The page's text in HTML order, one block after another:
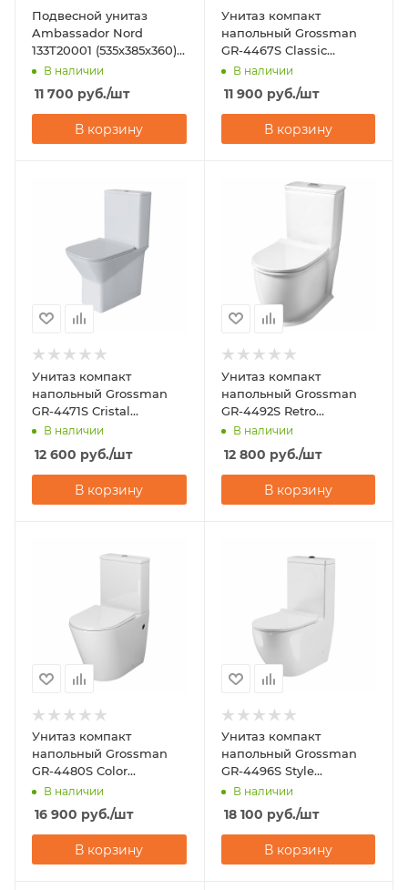
Подвесной унитаз
Ambassador Nord
133T20001 (535х385х360)
горизонтальный выпуск
В наличии
11 700 руб./шт
В корзину
Унитаз компакт
напольный Grossman
GR-4467S Classic
(620х360х820)
В наличии
11 900 руб./шт
В корзину
Унитаз компакт
напольный Grossman
GR-4471S Cristal
(600х355х860)
В наличии
12 600 руб./шт
В корзину
Унитаз компакт
напольный Grossman
GR-4492S Retro
(670х350х825)
В наличии
12 800 руб./шт
В корзину
Унитаз компакт
напольный Grossman
GR-4480S Color
(620х365х810)
В наличии
16 900 руб./шт
В корзину
Унитаз компакт
напольный Grossman
GR-4496S Style
(675х365х830)
В наличии
18 100 руб./шт
В корзину